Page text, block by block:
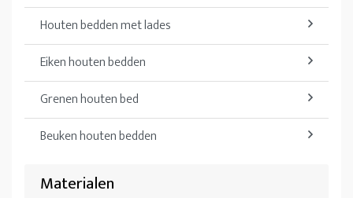
Houten bedden met lades
Eiken houten bedden
Grenen houten bed
Beuken houten bedden
Materialen